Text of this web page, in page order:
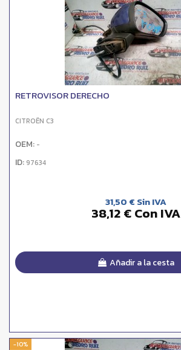
RETROVISOR DERECHO
CITROËN C3
OEM: -
ID: 97634
31,50 € Sin IVA
38,12 € Con IVA
Añadir a la cesta
-10%